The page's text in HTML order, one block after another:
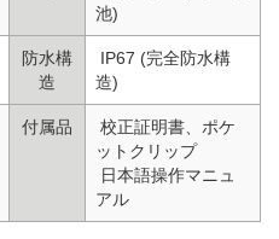
池)
防水構
造
IP67 (完全防水構
造)
付属品
校正証明書、ポケ
ットクリップ
日本語操作マニュ
アル